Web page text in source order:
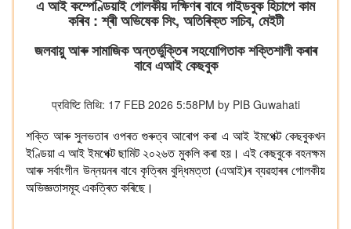
এ আই কম্পেণ্ডিয়াই গোলকীয় দক্ষিণৰ বাবে গাইডবুক হিচাপে কাম
কৰিব : শ্ৰী অভিষেক সিং, অতিৰিক্ত সচিব, মেইটী
জলবায়ু আৰু সামাজিক অন্তৰ্ভুক্তিৰ সহযোগিতাক শক্তিশালী কৰাৰ
বাবে এআই কেছবুক
प्रविष्टि तिथि: 17 FEB 2026 5:58PM by PIB Guwahati
শক্তি আৰু সুলভতাৰ ওপৰত গুৰুত্ব আৰোপ কৰা এ আই ইমপেক্ট কেছবুকখন
ইণ্ডিয়া এ আই ইমপেক্ট ছামিট ২০২৬ত মুকলি কৰা হয়। এই কেছবুকে বহনক্ষম
আৰু সৰ্বাংগীন উন্নয়নৰ বাবে কৃত্ৰিম বুদ্ধিমত্তা (এআই)ৰ ব্যৱহাৰৰ গোলকীয়
অভিজ্ঞতাসমূহ একত্ৰিত কৰিছে।